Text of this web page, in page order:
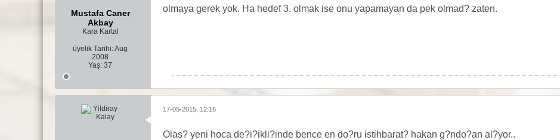
Mustafa Caner
Akbay
Kara Kartal
üyelik Tarihi:Aug
2008
Yaş: 37
olmaya gerek yok. Ha hedef 3. olmak ise onu yapamayan da pek olmad? zaten.
17-05-2015, 12:16
Olas? yeni hoca de?i?ikli?inde bence en do?ru istihbarat? hakan g?ndo?an al?yor..